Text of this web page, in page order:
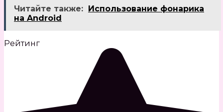
Читайте также: Использование фонарика
на Android
Рейтинг